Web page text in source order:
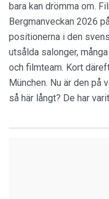
bara kan drömma om.
Bergmanveckan 2026
positionerna i den
utsålda salonger,
och filmteam. Kort
München. Nu är den på
så här långt? De har